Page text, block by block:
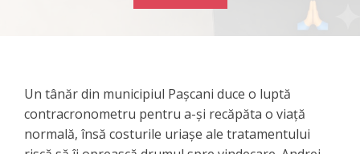
Un tânăr din municipiul Pașcani duce o luptă
contracronometru pentru a-și recăpăta o viață
normală, însă costurile uriașe ale tratamentului